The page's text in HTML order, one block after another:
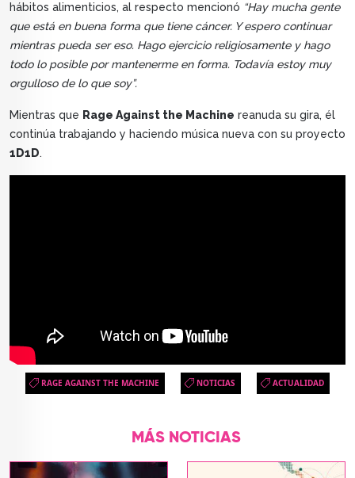
hábitos alimenticios, al respecto mencionó “Hay mucha gente
que está en buena forma que tiene cáncer. Y espero continuar
mientras pueda ser eso. Hago ejercicio religiosamente y hago
todo lo posible por mantenerme en forma. Todavía estoy muy
orgulloso de lo que soy”.
Mientras que Rage Against the Machine reanuda su gira, él
continúa trabajando y haciendo música nueva con su proyecto
1D1D.
RAGE AGAINST THE MACHINE NOTICIAS ACTUALIDAD
MÁS NOTICIAS